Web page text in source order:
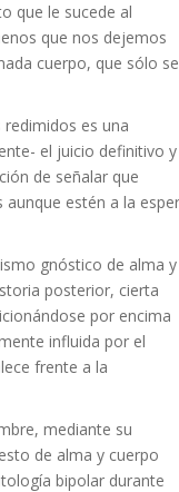
que le sucede al
que nos dejemos
cuerpo, que sólo se
es una
el juicio definitivo y
de señalar que
estén a la
gnóstico de alma y
posterior, cierta
por encima
influida por el
frente a la
mediante su
de alma y cuerpo
bipolar durante